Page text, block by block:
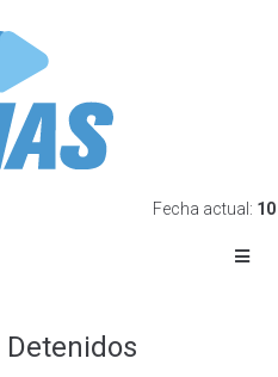
Fecha actual:
Detenidos